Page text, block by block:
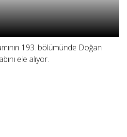
193. bölümünde Doğan
ele alıyor.